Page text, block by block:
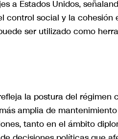
a Estados Unidos,
control social y la cohesión
ser utilizado como
la postura del régimen
amplia de
tanto en el ámbito